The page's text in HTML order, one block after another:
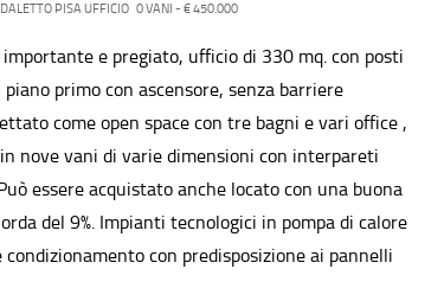
PISA UFFICIO 0 VANI - € 450.000
primo con ascensore, senza barriere
come open space con tre bagni e vari office ,
nove vani di varie dimensioni con interpareti
essere acquistato anche locato con una buona
del 9%. Impianti tecnologici in pompa di calore
con predisposizione ai pannelli